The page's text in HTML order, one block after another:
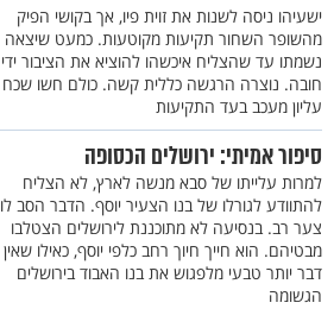
ישעיהו ניסה לשנות את זוית פיו, אך בקושי הפיק
מהשופר השחור תקיעות מקוטעות. כמעט שיצאה
נשמתו עד שהצליח איכשהו להוציא את הציבור ידי
חובה. נוצרה הרגשה כללית קשה. כולם חשו שכח
עליון מעכב בעד התקיעות
סיפור אמיתי: ירושלים הכסופה
למרות עלייתו של סבא מנשה לארץ, לא הצליח
להתוודע לגורלו של בנו הצעיר יוסף. הדבר הסב לו
צער רב. בנסיעה לא מתוכננת לירושלים הצטלבו
מבטיהם. הוא חייך חיוך רחב כלפי יוסף, כאילו שאין
דבר יותר טבעי מלפגוש את בנו האבוד בירושלים
הגשומה